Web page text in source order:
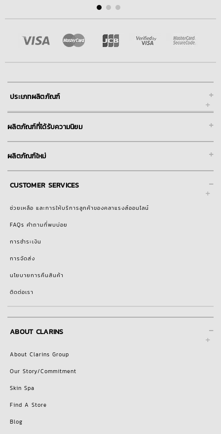
+
ประเภทผลิตภัณฑ์
+
ผลิตภัณฑ์ที่ได้รับความนิยม
+
ผลิตภัณฑ์ใหม่
-
CUSTOMER SERVICES
ช่วยเหลือ และการให้บริการลูกค้าของคลาแรงส์ออนไลน์
FAQs คำถามที่พบบ่อย
การชำระเงิน
การจัดส่ง
นโยบายการคืนสินค้า
ติดต่อเรา
-
ABOUT CLARINS
About Clarins Group
Our Story/Commitment
Skin Spa
Find A Store
Blog